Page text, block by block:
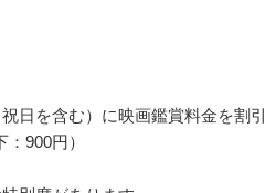
日を含む）に映画鑑賞料金を割引
900円）